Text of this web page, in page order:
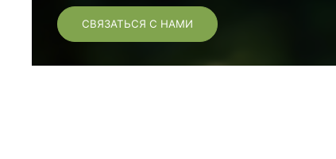
СВЯЗАТЬСЯ С НАМИ